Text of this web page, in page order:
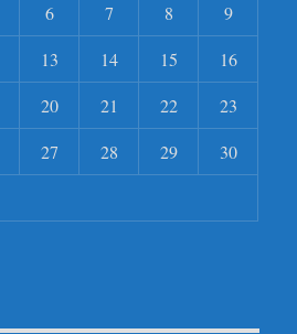
6 7 8
9
13 14 15
16
20 21 22
23
27 28 29
30